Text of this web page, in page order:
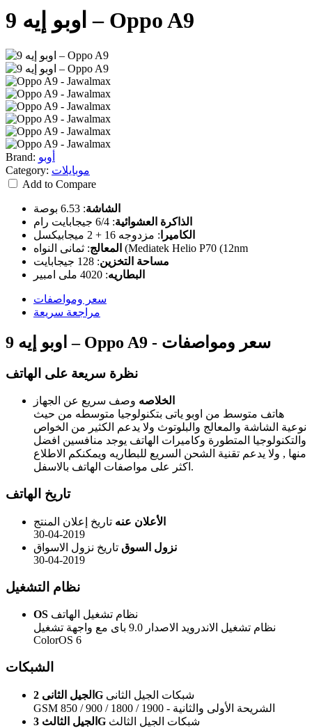
اوبو إيه 9 – Oppo A9
Brand: أوبو
Category: موبايلات
Add to Compare
الشاشة: 6.53 بوصة
الذاكرة العشوائية: 6/4 جيجابايت رام
الكاميرا : مزدوجه 16 + 2 ميجابيكسل
المعالج:
ثمانى النواه (Mediatek Helio P70 (12nm
مساحة التخزين: 128 جيجابايت
البطاريه: 4020 ملى امبير
سعر ومواصفات
مراجعة سريعة
اوبو إيه 9 – Oppo A9 - سعر ومواصفات
نظرة سريعة على الهاتف
الخلاصه وصف سريع عن الجهاز
هاتف متوسط من اوبو ياتى بتكنولوجيا متوسطه من حيث
نوعية الشاشة والمعالج والبلوتوث ولا يدعم الكثير من الخواص
والتكنولوجيا المتطورة وكاميرات الهاتف يوجد منافسين افضل
منها , ولا يدعم تقنية الشحن السريع للبطاريه ويمكنكم الاطلاع
اكثر على مواصفات الهاتف بالاسفل.
تاريخ الهاتف
الأعلان عنه تاريخ إعلان المنتج
30-04-2019
نزول السوق تاريخ نزول الاسواق
30-04-2019
نظام التشغيل
OS نظام تشغيل الهاتف
نظام تشغيل الاندرويد الاصدار 9.0 باى مع واجهة تشغيل
ColorOS 6
الشبكات
الجيل الثانى 2G شبكات الجيل الثانى
GSM 850 / 900 / 1800 / 1900 - الشريحة الأولى والثانية
الجيل الثالث 3G شبكات الجيل الثالث